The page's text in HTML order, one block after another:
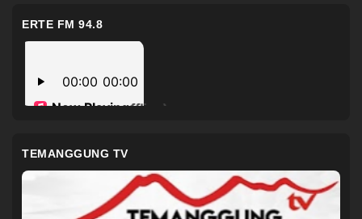
ERTE FM 94.8
TEMANGGUNG TV